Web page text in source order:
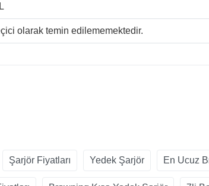
olarak temin edilememektedir.
Şarjör Fiyatları Yedek Şarjör En Ucuz